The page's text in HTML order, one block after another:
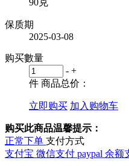
90克
保质期
2025-03-08
购买數量
- +
件 商品总价：
立即购买 加入购物车
购买此商品温馨提示：
正常下单 支付方式
支付宝 微信支付 paypal 余额